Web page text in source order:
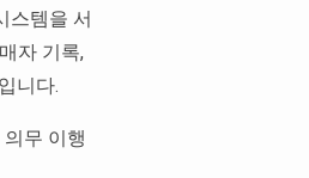
스템을 서
자 기록,
니다.
무 이행